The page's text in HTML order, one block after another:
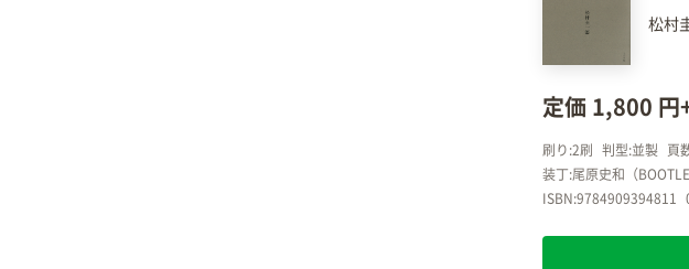
松村
定価 1,800 円
刷り:2刷 判型:並製
頁
装丁:尾原史和（
ISBN:9784909394811